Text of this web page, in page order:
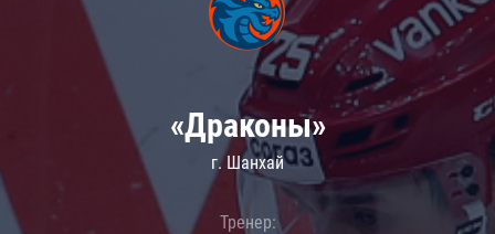
«Драконы»
г. Шанхай
Тренер: